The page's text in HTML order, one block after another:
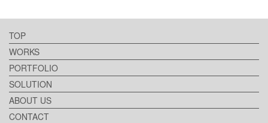
TOP
WORKS
PORTFOLIO
SOLUTION
ABOUT US
CONTACT